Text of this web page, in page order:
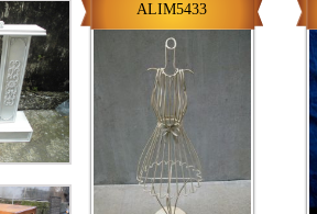
ALIM5433